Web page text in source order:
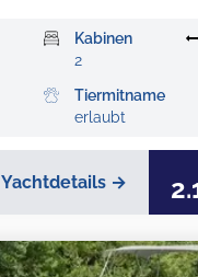
Kabinen
2
Tiermitname
erlaubt
Yachtdetails →